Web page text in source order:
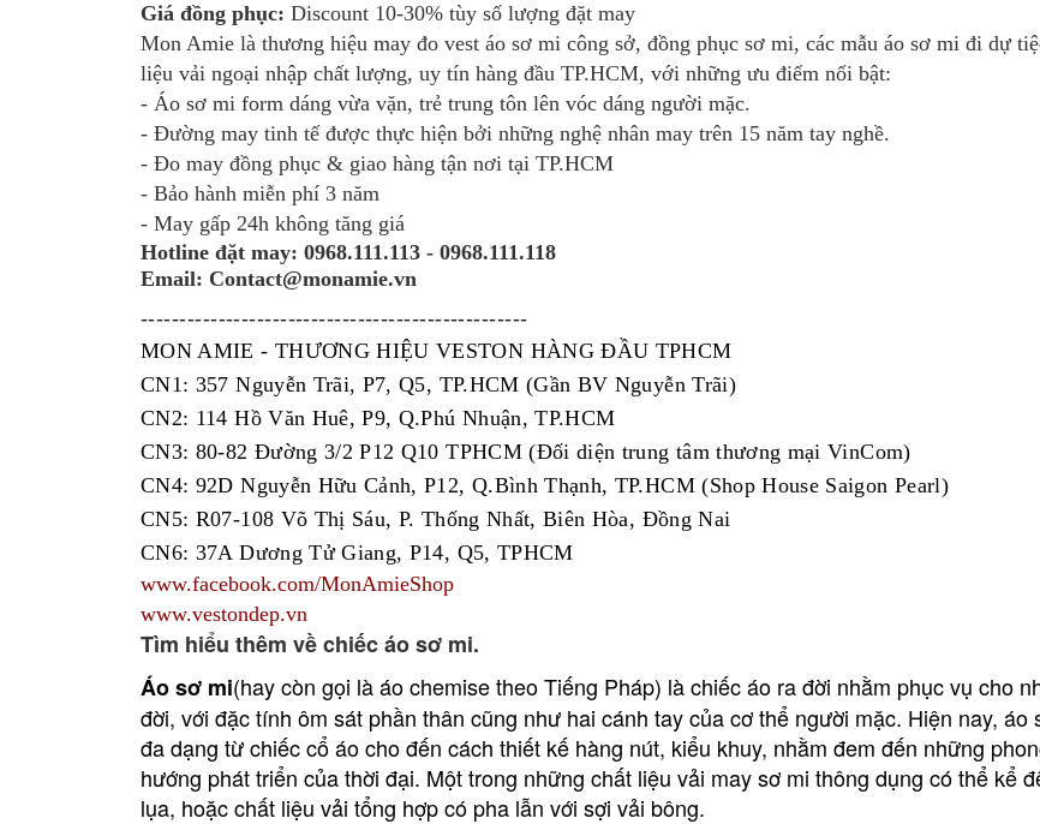
Giá đồng phục: Discount 10-30% tùy số lượng đặt may
Mon Amie là thương hiệu may đo vest áo sơ mi công sở, đồng phục sơ mi, các mẫu áo sơ mi đi dự
liệu vải ngoại nhập chất lượng, uy tín hàng đầu TP.HCM, với những ưu điểm nổi bật:
- Áo sơ mi form dáng vừa vặn, trẻ trung tôn lên vóc dáng người mặc.
- Đường may tinh tế được thực hiện bởi những nghệ nhân may trên 15 năm tay nghề.
- Đo may đồng phục & giao hàng tận nơi tại TP.HCM
- Bảo hành miễn phí 3 năm
- May gấp 24h không tăng giá
Hotline đặt may: 0968.111.113 - 0968.111.118
Email: Contact@monamie.vn
--------------------------------------------------
MON AMIE - THƯƠNG HIỆU VESTON HÀNG ĐẦU TPHCM
CN1: 357 Nguyễn Trãi, P7, Q5, TP.HCM (Gần BV Nguyễn Trãi)
CN2: 114 Hồ Văn Huê, P9, Q.Phú Nhuận, TP.HCM
CN3: 80-82 Đường 3/2 P12 Q10 TPHCM (Đối diện trung tâm thương mại VinCom)
CN4: 92D Nguyễn Hữu Cảnh, P12, Q.Bình Thạnh, TP.HCM (Shop House Saigon Pearl)
CN5: R07-108 Võ Thị Sáu, P. Thống Nhất, Biên Hòa, Đồng Nai
CN6: 37A Dương Tử Giang, P14, Q5, TPHCM
www.facebook.com/MonAmieShop
www.vestondep.vn
Tìm hiểu thêm về chiếc áo sơ mi.
Áo sơ mi(hay còn gọi là áo chemise theo Tiếng Pháp) là chiếc áo ra đời nhằm phục vụ cho
đời, với đặc tính ôm sát phần thân cũng như hai cánh tay của cơ thể người mặc. Hiện nay,
đa dạng từ chiếc cổ áo cho đến cách thiết kế hàng nút, kiểu khuy, nhằm đem đến những
hướng phát triển của thời đại. Một trong những chất liệu vải may sơ mi thông dụng có thể kể
lụa, hoặc chất liệu vải tổng hợp có pha lẫn với sợi vải bông.